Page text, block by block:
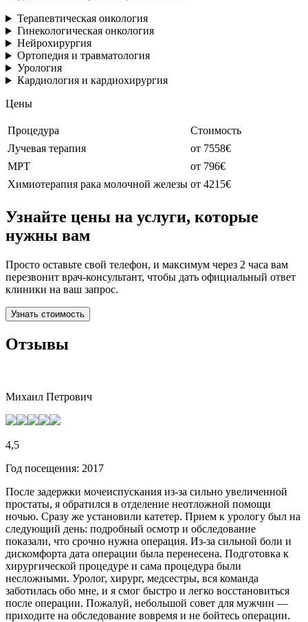
Терапевтическая онкология
Гинекологическая онкология
Нейрохирургия
Ортопедия и травматология
Урология
Кардиология и кардиохирургия
Цены
Процедура
Стоимость
Лучевая терапия
от 7558€
МРТ
от 796€
Химиотерапия рака молочной железы от 4215€
Узнайте цены на услуги, которые
нужны вам
Просто оставьте свой телефон, и максимум через 2 часа вам
перезвонит врач-консультант, чтобы дать официальный ответ
клиники на ваш запрос.
Узнать стоимость
Отзывы
Михаил Петрович
4,5
Год посещения: 2017
После задержки мочеиспускания из-за сильно увеличенной
простаты, я обратился в отделение неотложной помощи
ночью. Сразу же установили катетер. Прием к урологу был на
следующий день: подробный осмотр и обследование
показали, что срочно нужна операция. Из-за сильной боли и
дискомфорта дата операции была перенесена. Подготовка к
хирургической процедуре и сама процедура были
несложными. Уролог, хирург, медсестры, вся команда
заботилась обо мне, и я смог быстро и легко восстановиться
после операции. Пожалуй, небольшой совет для мужчин —
приходите на обследование вовремя и не бойтесь операции.